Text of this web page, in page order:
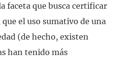
faceta que busca certificar
el uso sumativo de una
(de hecho, existen
han tenido más